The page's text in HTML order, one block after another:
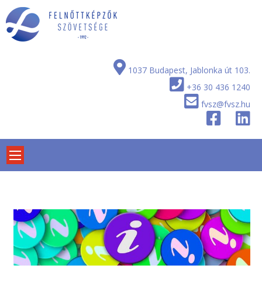
Skip
to
content
1037 Budapest, Jablonka út 103.
+36 30 436 1240
fvsz@fvsz.hu